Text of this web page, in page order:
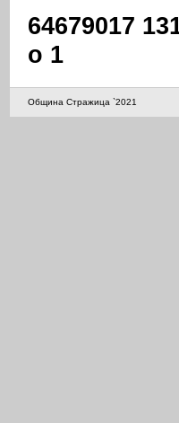
64679017
o 1
Община Стражица `2021